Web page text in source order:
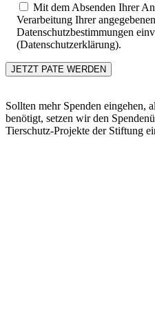
Mit dem Absenden Ihrer
Verarbeitung Ihrer
Datenschutzbestimmungen
(Datenschutzerklärung).
Sollten mehr Spenden eingehen,
benötigt, setzen wir den
Tierschutz-Projekte der Stiftung